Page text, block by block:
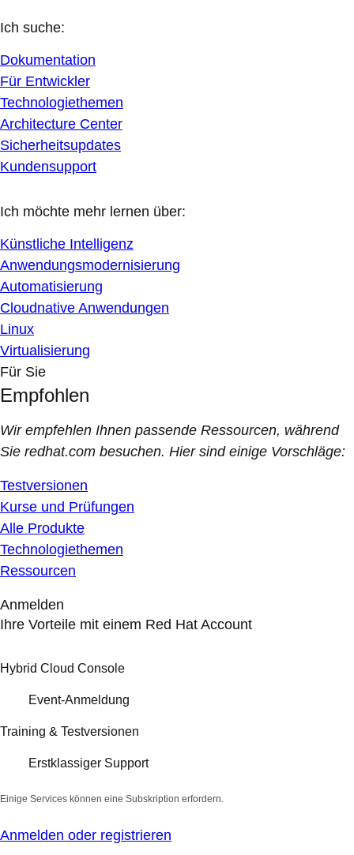
Ich suche:
Dokumentation
Für Entwickler
Technologiethemen
Architecture Center
Sicherheitsupdates
Kundensupport
Ich möchte mehr lernen über:
Künstliche Intelligenz
Anwendungsmodernisierung
Automatisierung
Cloudnative Anwendungen
Linux
Virtualisierung
Für Sie
Empfohlen
Wir empfehlen Ihnen passende Ressourcen, während
Sie redhat.com besuchen. Hier sind einige Vorschläge:
Testversionen
Kurse und Prüfungen
Alle Produkte
Technologiethemen
Ressourcen
Anmelden
Ihre Vorteile mit einem Red Hat Account
Hybrid Cloud Console
Event-Anmeldung
Training & Testversionen
Erstklassiger Support
Einige Services können eine Subskription erfordern.
Anmelden oder registrieren